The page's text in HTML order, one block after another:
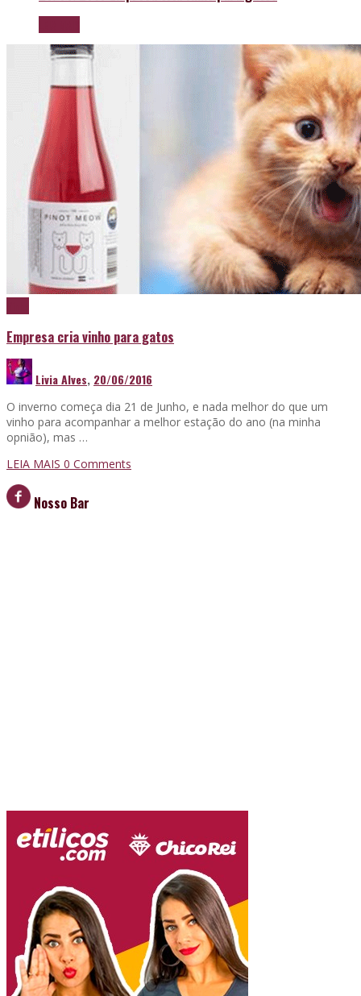
Empresa cria vinho para gatos
Livia Alves, 20/06/2016
O inverno começa dia 21 de Junho, e nada melhor do que um
vinho para acompanhar a melhor estação do ano (na minha
opnião), mas …
LEIA MAIS 0 Comments
Nosso Bar